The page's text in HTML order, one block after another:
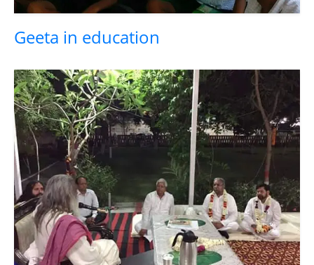
Geeta in education